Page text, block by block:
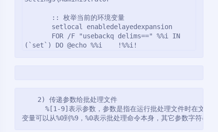
(`set`) DO @echo %%i    !%%i!
    2) 传递参数给批处理文件
%[1-9]表示参数，参数是指在运行批处理文件时在文件
变量可以从%0到%9，%0表示批处理命令本身，其它参数字符串